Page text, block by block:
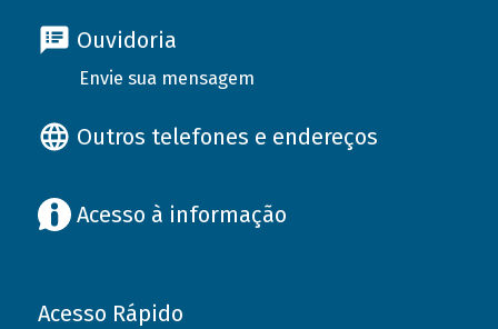
Ouvidoria
Envie sua mensagem
Outros telefones e endereços
Acesso à informação
Acesso Rápido